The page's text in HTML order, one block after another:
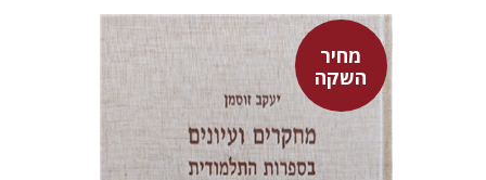
מחיר
השקה
יעקב זוסמן